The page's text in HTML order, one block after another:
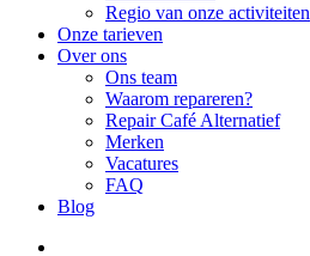
Regio van onze activiteiten
Onze tarieven
Over ons
Ons team
Waarom repareren?
Repair Café Alternatief
Merken
Vacatures
FAQ
Blog